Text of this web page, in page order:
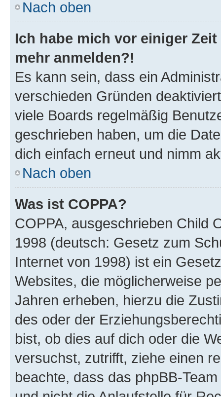
Nach oben
Ich habe mich vor einiger
mehr anmelden?!
Es kann sein, dass ein
verschieden Gründen
viele Boards regelmäßig
geschrieben haben, um die
dich einfach erneut und nimm
Nach oben
Was ist COPPA?
COPPA, ausgeschrieben Child
1998 (deutsch: Gesetz zum
Internet von 1998) ist ein
Websites, die möglicherweise
Jahren erheben, hierzu die
des oder der
bist, ob dies auf dich oder die
versuchst, zutrifft, ziehe einen
beachte, dass das phpBB-